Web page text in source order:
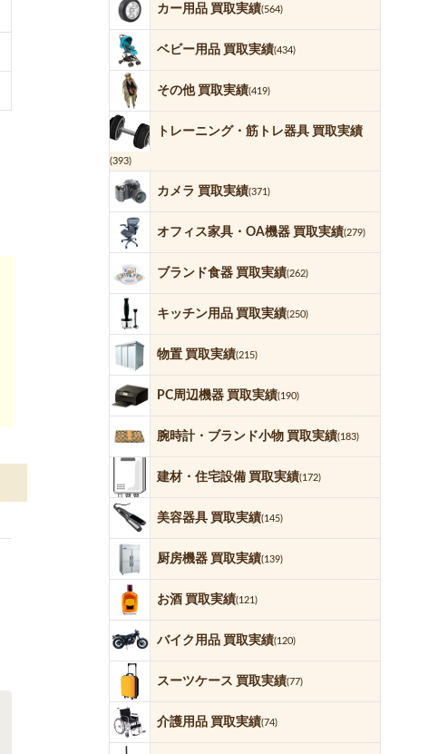
カー用品 買取実績(564)
ベビー用品 買取実績(434)
その他 買取実績(419)
トレーニング・筋トレ器具 買取実績
(393)
カメラ 買取実績(371)
オフィス家具・OA機器 買取実績(279)
ブランド食器 買取実績(262)
キッチン用品 買取実績(250)
物置 買取実績(215)
PC周辺機器 買取実績(190)
腕時計・ブランド小物 買取実績(183)
建材・住宅設備 買取実績(172)
美容器具 買取実績(145)
厨房機器 買取実績(139)
お酒 買取実績(121)
バイク用品 買取実績(120)
スーツケース 買取実績(77)
介護用品 買取実績(74)